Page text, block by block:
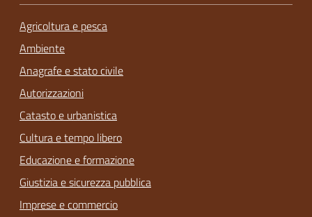
Agricoltura e pesca
Ambiente
Anagrafe e stato civile
Autorizzazioni
Catasto e urbanistica
Cultura e tempo libero
Educazione e formazione
Giustizia e sicurezza pubblica
Imprese e commercio